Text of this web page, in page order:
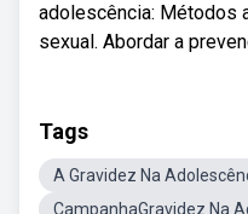
adolescência: Métodos
sexual. Abordar a
Tags
A Gravidez Na
CampanhaGravidez Na